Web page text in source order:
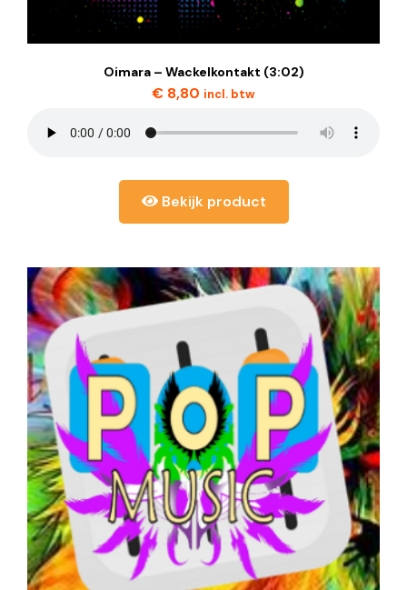
Oimara – Wackelkontakt (3:02)
€ 8,80 incl. btw
Bekijk product